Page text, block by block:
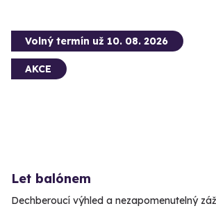
Volný termín už 10. 08. 2026
AKCE
Let balónem
Dechberoucí výhled a nezapomenutelný